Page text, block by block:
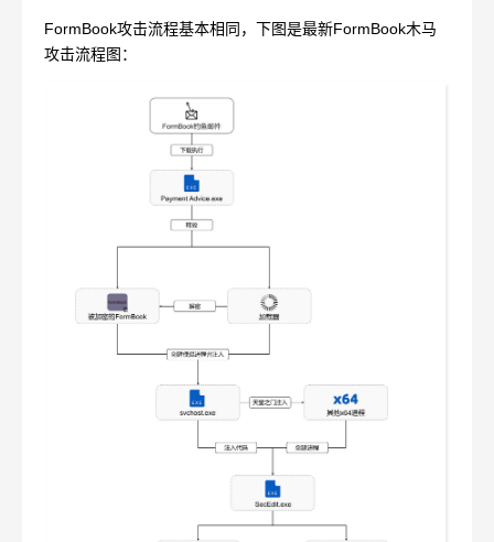
FormBook攻击流程基本相同，下图是最新FormBook木马
攻击流程图：